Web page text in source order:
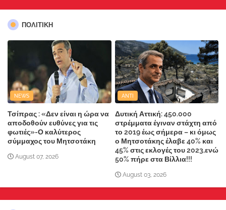
ΠΟΛΙΤΙΚΗ
NEWS
Τσίπρας : «Δεν είναι η ώρα να
αποδοθούν ευθύνες για τις
φωτιές»-Ο καλύτερος
σύμμαχος του Μητσοτάκη
August 07, 2026
ANTI
Δυτική Αττική: 450.000
στρέμματα έγιναν στάχτη από
το 2019 έως σήμερα – κι όμως
ο Μητσοτάκης έλαβε 40% και
45% στις εκλογές του 2023,ενώ
50% πήρε στα Βίλλια!!!
August 03, 2026